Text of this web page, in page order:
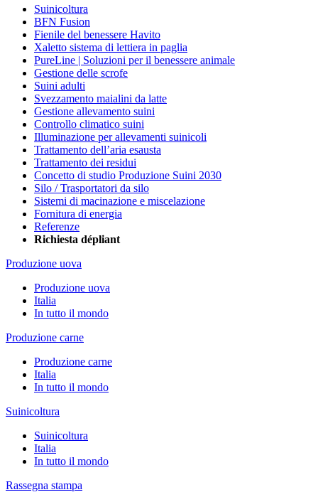
Suinicoltura
BFN Fusion
Fienile del benessere Havito
Xaletto sistema di lettiera in paglia
PureLine | Soluzioni per il benessere animale
Gestione delle scrofe
Suini adulti
Svezzamento maialini da latte
Gestione allevamento suini
Controllo climatico suini
Illuminazione per allevamenti suinicoli
Trattamento dell’aria esausta
Trattamento dei residui
Concetto di studio Produzione Suini 2030
Silo / Trasportatori da silo
Sistemi di macinazione e miscelazione
Fornitura di energia
Referenze
Richiesta dépliant
Produzione uova
Produzione uova
Italia
In tutto il mondo
Produzione carne
Produzione carne
Italia
In tutto il mondo
Suinicoltura
Suinicoltura
Italia
In tutto il mondo
Rassegna stampa